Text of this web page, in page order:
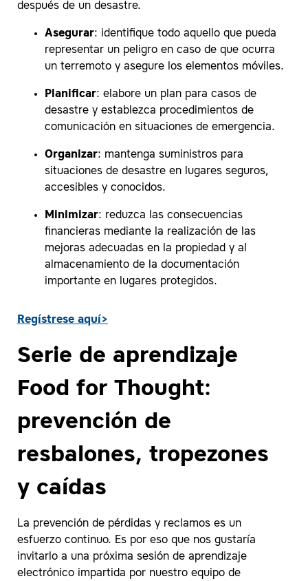
después de un desastre.
Asegurar: identifique todo aquello que pueda
representar un peligro en caso de que ocurra
un terremoto y asegure los elementos móviles.
Planificar: elabore un plan para casos de
desastre y establezca procedimientos de
comunicación en situaciones de emergencia.
Organizar: mantenga suministros para
situaciones de desastre en lugares seguros,
accesibles y conocidos.
Minimizar: reduzca las consecuencias
financieras mediante la realización de las
mejoras adecuadas en la propiedad y al
almacenamiento de la documentación
importante en lugares protegidos.
Regístrese aquí>
Serie de aprendizaje
Food for Thought:
prevención de
resbalones, tropezones
y caídas
La prevención de pérdidas y reclamos es un
esfuerzo continuo. Es por eso que nos gustaría
invitarlo a una próxima sesión de aprendizaje
electrónico impartida por nuestro equipo de